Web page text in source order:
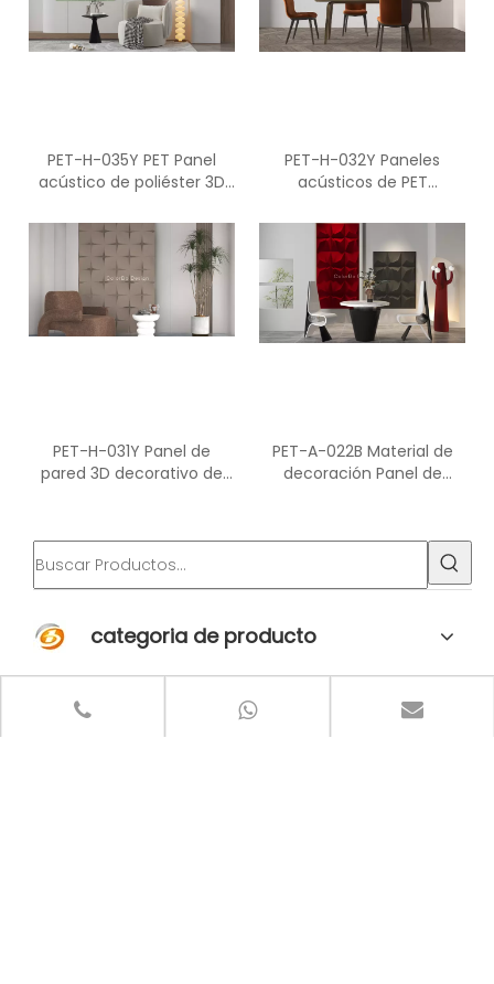
PET-H-035Y PET Panel
acústico de poliéster 3D
PET-H-032Y Paneles
acústicos de PET
de poliéster 3D
insonorizado Panel
acústico decorativo
PET-H-031Y Panel de
pared 3D decorativo de
para oficina
PET-A-022B Material de
decoración Panel de
categoria de producto
Últimas noticias